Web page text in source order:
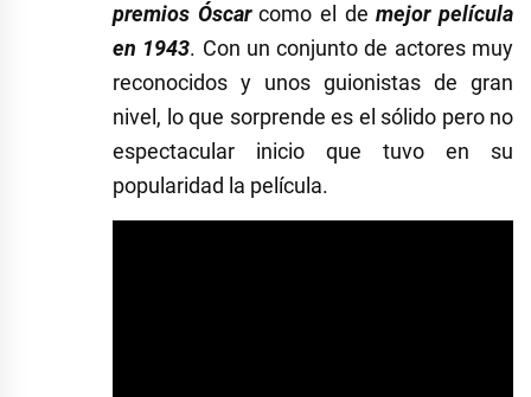
premios Óscarcomo el demejor película
en 1943. Con un conjunto de actores muy
reconocidos y unos guionistas de gran
nivel, lo que sorprende es el sólido pero no
espectacular inicio que tuvo en su
popularidad la película.